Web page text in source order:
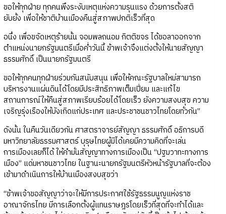
ขอให้ทุกฝ่าย ทุกคนพึงระงับเหตุแห่งความรุนแรง ด้วยการตั้งสติ
ยับยั้ง เพื่อให้ชาติบ้านเมืองคืนสู่สภาพปกติเร็วที่สุด
อนึ่ง เพื่อขจัดเหตุร้ายนั้น จอมพลถนอม กิตติขจร ได้ขอลาออกจาก
ตำแหน่งนายกรัฐมนตรีเมื่อค่ำวันนี้ ข้าพเจ้าจึงแต่งตั้งให้นายสัญญา
ธรรมศักดิ์ เป็นนายกรัฐมนตรี
ขอให้ทุกคนทุกฝ่ายร่วมกันสนับสนุน เพื่อให้คณะรัฐบาลใหม่สามารถ
บริหารงานแผ่นดินได้โดยมีประสิทธิภาพเต็มเปี่ยม และแก้ไข
สถานการณ์ให้คืนสู่สภาพเรียบร้อยได้โดยเร็ว ยังความสงบสุข ความ
เจริญรุ่งเรืองให้บังเกิดแก่ประเทศ และประชาชนชาวไทยโดยทั่วกัน”
ดังนั้น ในคืนวันเดียวกัน ศาสตราจารย์สัญญา ธรรมศักดิ์ อธิการบดี
มหาวิทยาลัยธรรมศาสตร์ บุรุษไทยผู้มิได้เคยมีความคิดที่จะเล่น
การเมืองเลยก็ได้ ให้คำมั่นสัญญาทางการเมืองเป็น “ปฐมวาทะทางการ
เมือง” แด่มหาชนชาวไทย ในฐานะนายกรัฐมนตรีหัวหน้ารัฐบาลที่จะต้อง
เข้ามาดำเนินการให้บ้านเมืองสงบสุขว่า
“ข้าพเจ้าขอสัญญาว่าจะให้มีการประกาศใช้รัฐธรรมนูญแห่งราช
อาณาจักรไทย มีการเลือกตั้งผู้แทนราษฎรโดยเร็วที่สุดที่จะทำได้และ